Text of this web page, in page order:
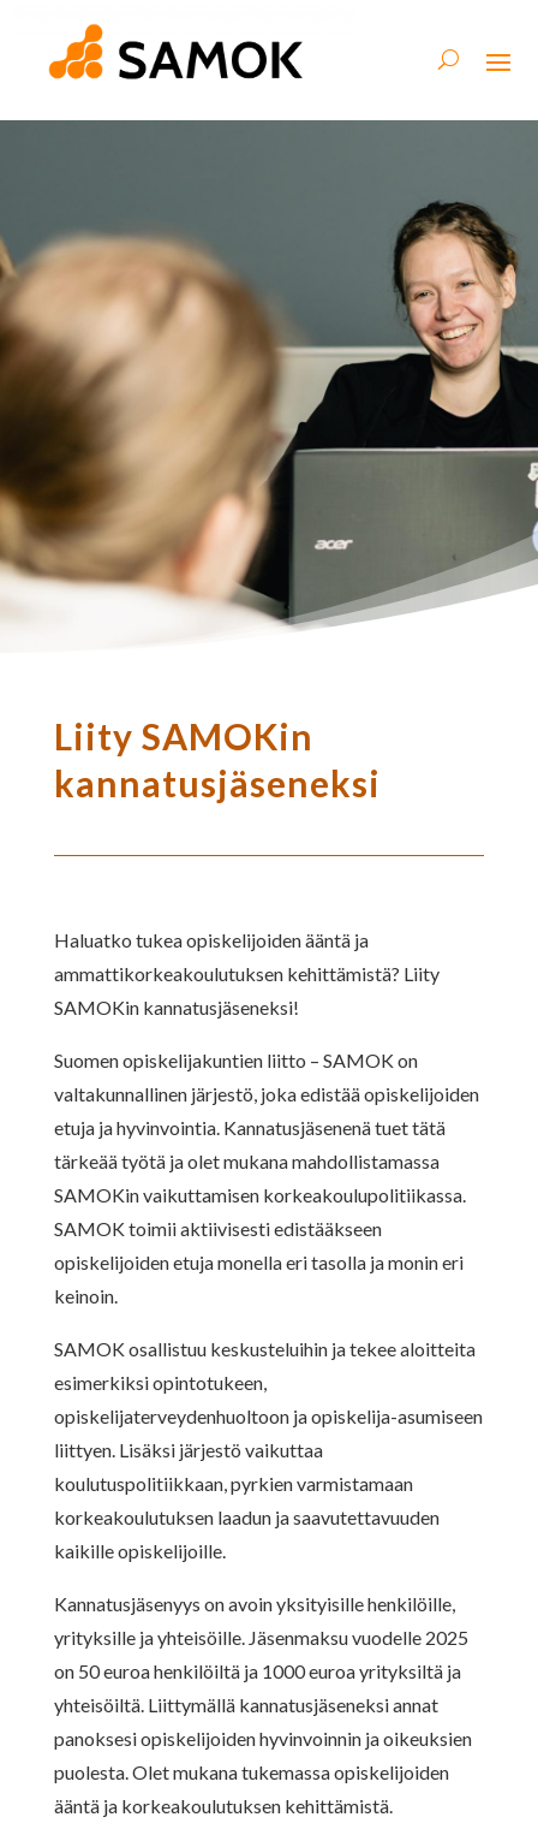
Liity SAMOKin
kannatusjäseneksi
Haluatko tukea opiskelijoiden ääntä ja
ammattikorkeakoulutuksen kehittämistä? Liity
SAMOKin kannatusjäseneksi!
Suomen opiskelijakuntien liitto – SAMOK on
valtakunnallinen järjestö, joka edistää opiskelijoiden
etuja ja hyvinvointia. Kannatusjäsenenä tuet tätä
tärkeää työtä ja olet mukana mahdollistamassa
SAMOKin vaikuttamisen korkeakoulupolitiikassa.
SAMOK toimii aktiivisesti edistääkseen
opiskelijoiden etuja monella eri tasolla ja monin eri
keinoin.
SAMOK osallistuu keskusteluihin ja tekee aloitteita
esimerkiksi opintotukeen,
opiskelijaterveydenhuoltoon ja opiskelija-asumiseen
liittyen. Lisäksi järjestö vaikuttaa
koulutuspolitiikkaan, pyrkien varmistamaan
korkeakoulutuksen laadun ja saavutettavuuden
kaikille opiskelijoille.
Kannatusjäsenyys on avoin yksityisille henkilöille,
yrityksille ja yhteisöille. Jäsenmaksu vuodelle 2025
on 50 euroa henkilöiltä ja 1000 euroa yrityksiltä ja
yhteisöiltä. Liittymällä kannatusjäseneksi annat
panoksesi opiskelijoiden hyvinvoinnin ja oikeuksien
puolesta. Olet mukana tukemassa opiskelijoiden
ääntä ja korkeakoulutuksen kehittämistä.